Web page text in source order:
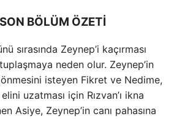
BÖLÜM ÖZETİ
sırasında Zeynep’i kaçırması
neden olur. Zeynep’in
isteyen Fikret ve Nedime,
uzatması için Rızvan’ı ikna
Asiye, Zeynep’in canı pahasına